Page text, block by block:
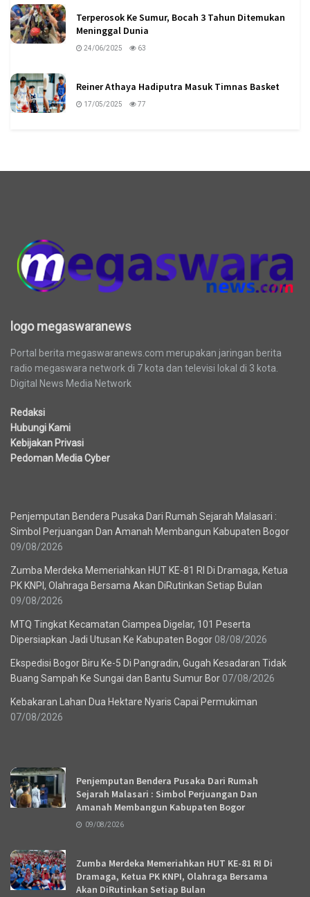
Terperosok Ke Sumur, Bocah 3 Tahun Ditemukan
Meninggal Dunia
24/06/2025 63
Reiner Athaya Hadiputra Masuk Timnas Basket
17/05/2025 77
logo megaswaranews
Portal berita megaswaranews.com merupakan jaringan berita
radio megaswara network di 7 kota dan televisi lokal di 3 kota.
Digital News Media Network
Redaksi
Hubungi Kami
Kebijakan Privasi
Pedoman Media Cyber
Penjemputan Bendera Pusaka Dari Rumah Sejarah Malasari :
Simbol Perjuangan Dan Amanah Membangun Kabupaten Bogor
09/08/2026
Zumba Merdeka Memeriahkan HUT KE-81 RI Di Dramaga, Ketua
PK KNPI, Olahraga Bersama Akan DiRutinkan Setiap Bulan
09/08/2026
MTQ Tingkat Kecamatan Ciampea Digelar, 101 Peserta
Dipersiapkan Jadi Utusan Ke Kabupaten Bogor 08/08/2026
Ekspedisi Bogor Biru Ke-5 Di Pangradin, Gugah Kesadaran Tidak
Buang Sampah Ke Sungai dan Bantu Sumur Bor 07/08/2026
Kebakaran Lahan Dua Hektare Nyaris Capai Permukiman
07/08/2026
Penjemputan Bendera Pusaka Dari Rumah
Sejarah Malasari : Simbol Perjuangan Dan
Amanah Membangun Kabupaten Bogor
09/08/2026
Zumba Merdeka Memeriahkan HUT KE-81 RI Di
Dramaga, Ketua PK KNPI, Olahraga Bersama
Akan DiRutinkan Setiap Bulan